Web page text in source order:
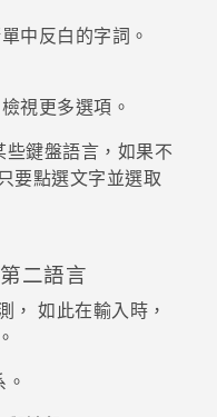
中反白的字詞。
視更多選項。
鍵盤語言，如果不
要點選文字並選取
二語言
， 如此在輸入時，